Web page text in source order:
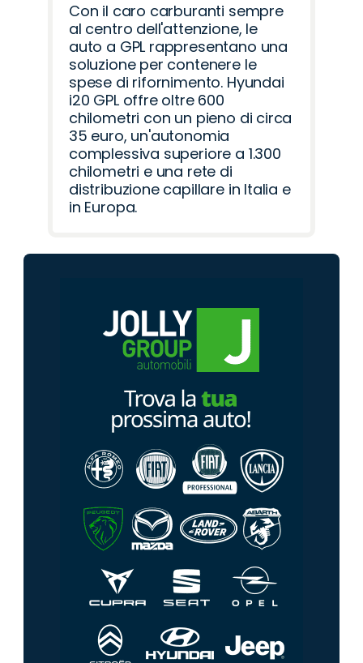
Con il caro carburanti sempre
al centro dell'attenzione, le
auto a GPL rappresentano una
soluzione per contenere le
spese di rifornimento. Hyundai
i20 GPL offre oltre 600
chilometri con un pieno di circa
35 euro, un'autonomia
complessiva superiore a 1.300
chilometri e una rete di
distribuzione capillare in Italia e
in Europa.